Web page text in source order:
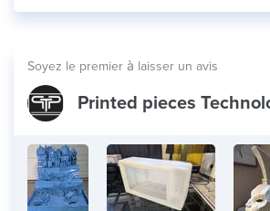
Soyez le premier à laisser un avis
Printed pieces